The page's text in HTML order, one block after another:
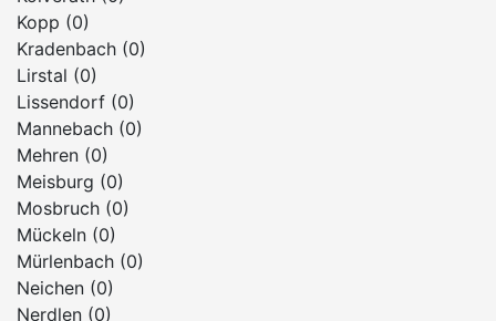
Kopp (0)
Kradenbach (0)
Lirstal (0)
Lissendorf (0)
Mannebach (0)
Mehren (0)
Meisburg (0)
Mosbruch (0)
Mückeln (0)
Mürlenbach (0)
Neichen (0)
Nerdlen (0)